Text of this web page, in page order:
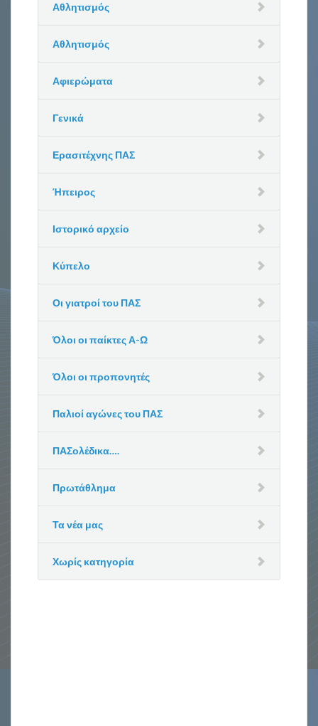
Αθλητισμός
Αθλητισμός
Αφιερώματα
Γενικά
Ερασιτέχνης ΠΑΣ
Ήπειρος
Ιστορικό αρχείο
Κύπελο
Οι γιατροί του ΠΑΣ
Όλοι οι παίκτες Α-Ω
Όλοι οι προπονητές
Παλιοί αγώνες του ΠΑΣ
ΠΑΣολέδικα….
Πρωτάθλημα
Τα νέα μας
Χωρίς κατηγορία